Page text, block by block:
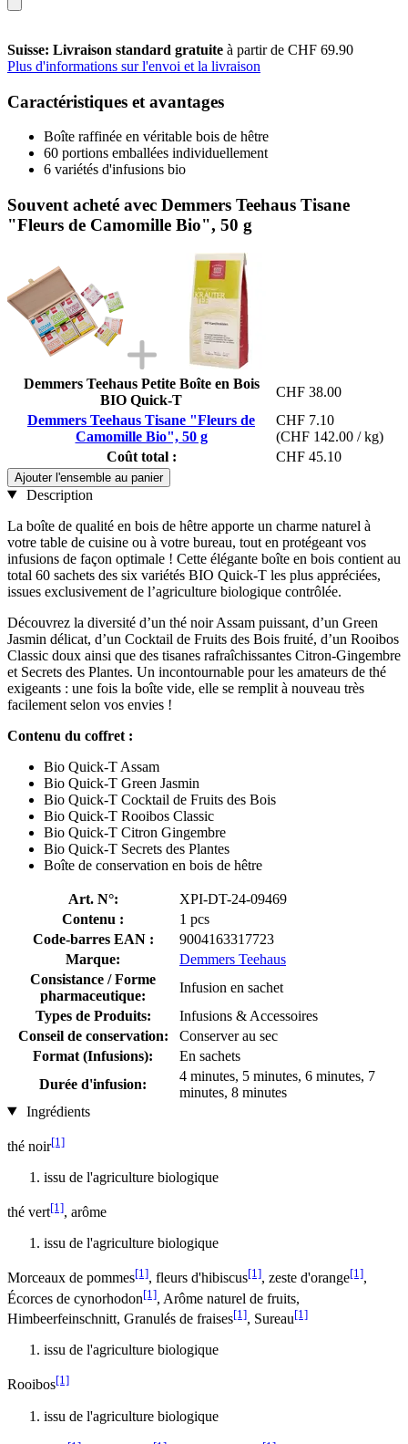
Suisse: Livraison standard gratuite à partir de CHF 69.90
Plus d'informations sur l'envoi et la livraison
Caractéristiques et avantages
Boîte raffinée en véritable bois de hêtre
60 portions emballées individuellement
6 variétés d'infusions bio
Souvent acheté avec Demmers Teehaus Tisane
"Fleurs de Camomille Bio", 50 g
Demmers Teehaus Petite Boîte en Bois
BIO Quick-T
CHF 38.00
Demmers Teehaus Tisane "Fleurs de
Camomille Bio", 50 g
CHF 7.10
(CHF 142.00 / kg)
Coût total :
CHF 45.10
Ajouter l'ensemble au panier
Description
La boîte de qualité en bois de hêtre apporte un charme naturel à
votre table de cuisine ou à votre bureau, tout en protégeant vos
infusions de façon optimale ! Cette élégante boîte en bois contient au
total 60 sachets des six variétés BIO Quick-T les plus appréciées,
issues exclusivement de l’agriculture biologique contrôlée.
Découvrez la diversité d’un thé noir Assam puissant, d’un Green
Jasmin délicat, d’un Cocktail de Fruits des Bois fruité, d’un Rooibos
Classic doux ainsi que des tisanes rafraîchissantes Citron-Gingembre
et Secrets des Plantes. Un incontournable pour les amateurs de thé
exigeants : une fois la boîte vide, elle se remplit à nouveau très
facilement selon vos envies !
Contenu du coffret :
Bio Quick-T Assam
Bio Quick-T Green Jasmin
Bio Quick-T Cocktail de Fruits des Bois
Bio Quick-T Rooibos Classic
Bio Quick-T Citron Gingembre
Bio Quick-T Secrets des Plantes
Boîte de conservation en bois de hêtre
Art. N°:
XPI-DT-24-09469
Contenu :
1 pcs
Code-barres EAN :
9004163317723
Marque:
Demmers Teehaus
Consistance / Forme
pharmaceutique:
Infusion en sachet
Types de Produits:
Infusions & Accessoires
Conseil de conservation:
Conserver au sec
Format (Infusions):
En sachets
Durée d'infusion:
4 minutes, 5 minutes, 6 minutes, 7
minutes, 8 minutes
Ingrédients
thé noir[1]
issu de l'agriculture biologique
thé vert[1], arôme
issu de l'agriculture biologique
Morceaux de pommes[1], fleurs d'hibiscus[1], zeste d'orange[1],
Écorces de cynorhodon[1], Arôme naturel de fruits,
Himbeerfeinschnitt, Granulés de fraises[1], Sureau[1]
issu de l'agriculture biologique
Rooibos[1]
issu de l'agriculture biologique